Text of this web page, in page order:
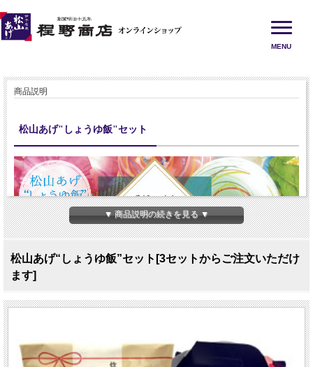
MENU
商品説明
松山あげ"しょうゆ飯"セット
▼ 商品説明の続きを見る ▼
松山あげ“しょうゆ飯”セット[3セットからご注文いただけ
ます]